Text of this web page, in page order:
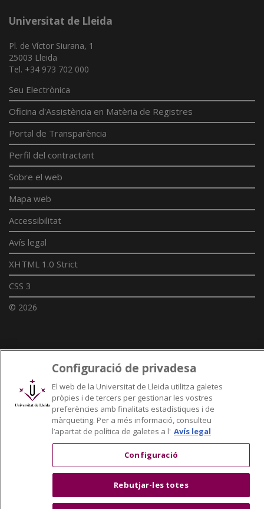
Universitat de Lleida
Pl. de Víctor Siurana, 1
25003 Lleida
Tel. +34 973 702 000
Seu Electrònica
Oficina d'Assistència en Matèria de Registres
Portal de Transparència
Perfil del contractant
Sobre el web
Mapa web
Accessibilitat
Avís legal
XHTML 1.0 Strict
CSS 3
© 2026
Xarxes universitàries
Configuració de privadesa
El web de la Universitat de Lleida utilitza galetes
pròpies i de tercers per gestionar les vostres
preferències amb finalitats estadístiques i de
màrqueting. Per a més informació, consulteu
l’apartat de política de galetes a l' Avís legal
Configuració
Rebutjar-les totes